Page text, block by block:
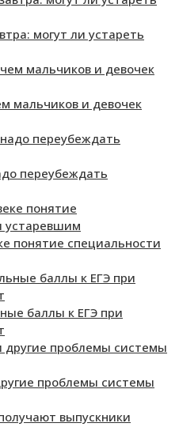
могут ли устареть
мальчиков и девочек
переубеждать
понятие специальности
баллы к ЕГЭ при
проблемы системы